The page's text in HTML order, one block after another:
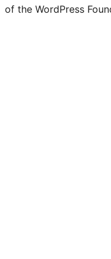
of the WordPress